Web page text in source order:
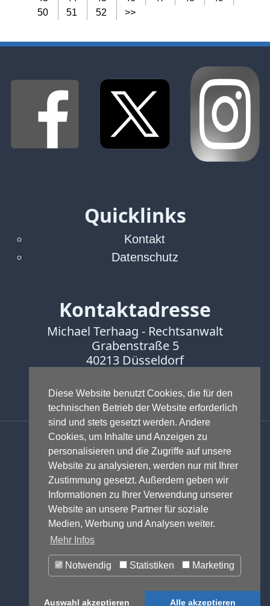
Diese Website benutzt Cookies, die für den
technischen Betrieb der Website erforderlich
sind und stets gesetzt werden. Andere
Cookies, um Inhalte und Anzeigen zu
personalisieren und die Zugriffe auf unsere
Website zu analysieren, werden nur mit Ihrer
Zustimmung gesetzt. Außerdem geben wir
Informationen zu Ihrer Verwendung unserer
Website an unsere Partner für soziale
Medien, Werbung und Analysen weiter.
Mehr Infos
Notwendig Statistiken Marketing
Auswahl akzeptieren Alle akzeptieren
50
51 52 >>
Quicklinks
Kontakt
Datenschutz
Kontaktadresse
Michael Terhaag - Rechtsanwalt
Grabenstraße 5
40213 Düsseldorf
Fax:0211-16888601
Anwalt - Rechtsanwalt - Fachanwalt
für Gewerblichen Rechtsschutz -
Fachanwalt für IT-Recht -
Markenrecht,Wettbewerbsrecht,
Urheberrecht,IT-Recht und
Onlinerecht,E-Commerce,
Designrecht ,Medienrecht &
Presserecht
Glücksspielrecht-Abmahnungund
Einstweilige Verfügung
© 1999-2026 - RA Michael Terhaag,